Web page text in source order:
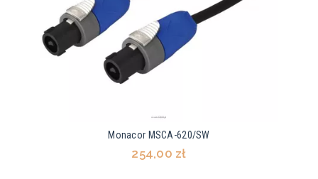
Monacor MSCA-620/SW
254,00 zł